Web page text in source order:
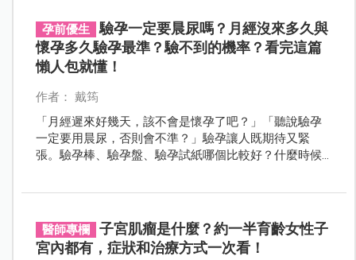
孕前優生
驗孕一定要晨尿嗎？月經沒來多久與
懷孕多久驗孕最準？驗不到的機率？看完這篇
懶人包就懂！
作者： 戴筠
「月經遲來好幾天，該不會是懷孕了吧？」「聽說驗孕
一定要用晨尿，否則會不準？」驗孕讓人既期待又緊
張。驗孕棒、驗孕盤、驗孕試紙哪個比較好？什麼時候
醫師專欄
子宮肌瘤是什麼？約一半育齡女性子
宮內都有，症狀和治療方式一次看！